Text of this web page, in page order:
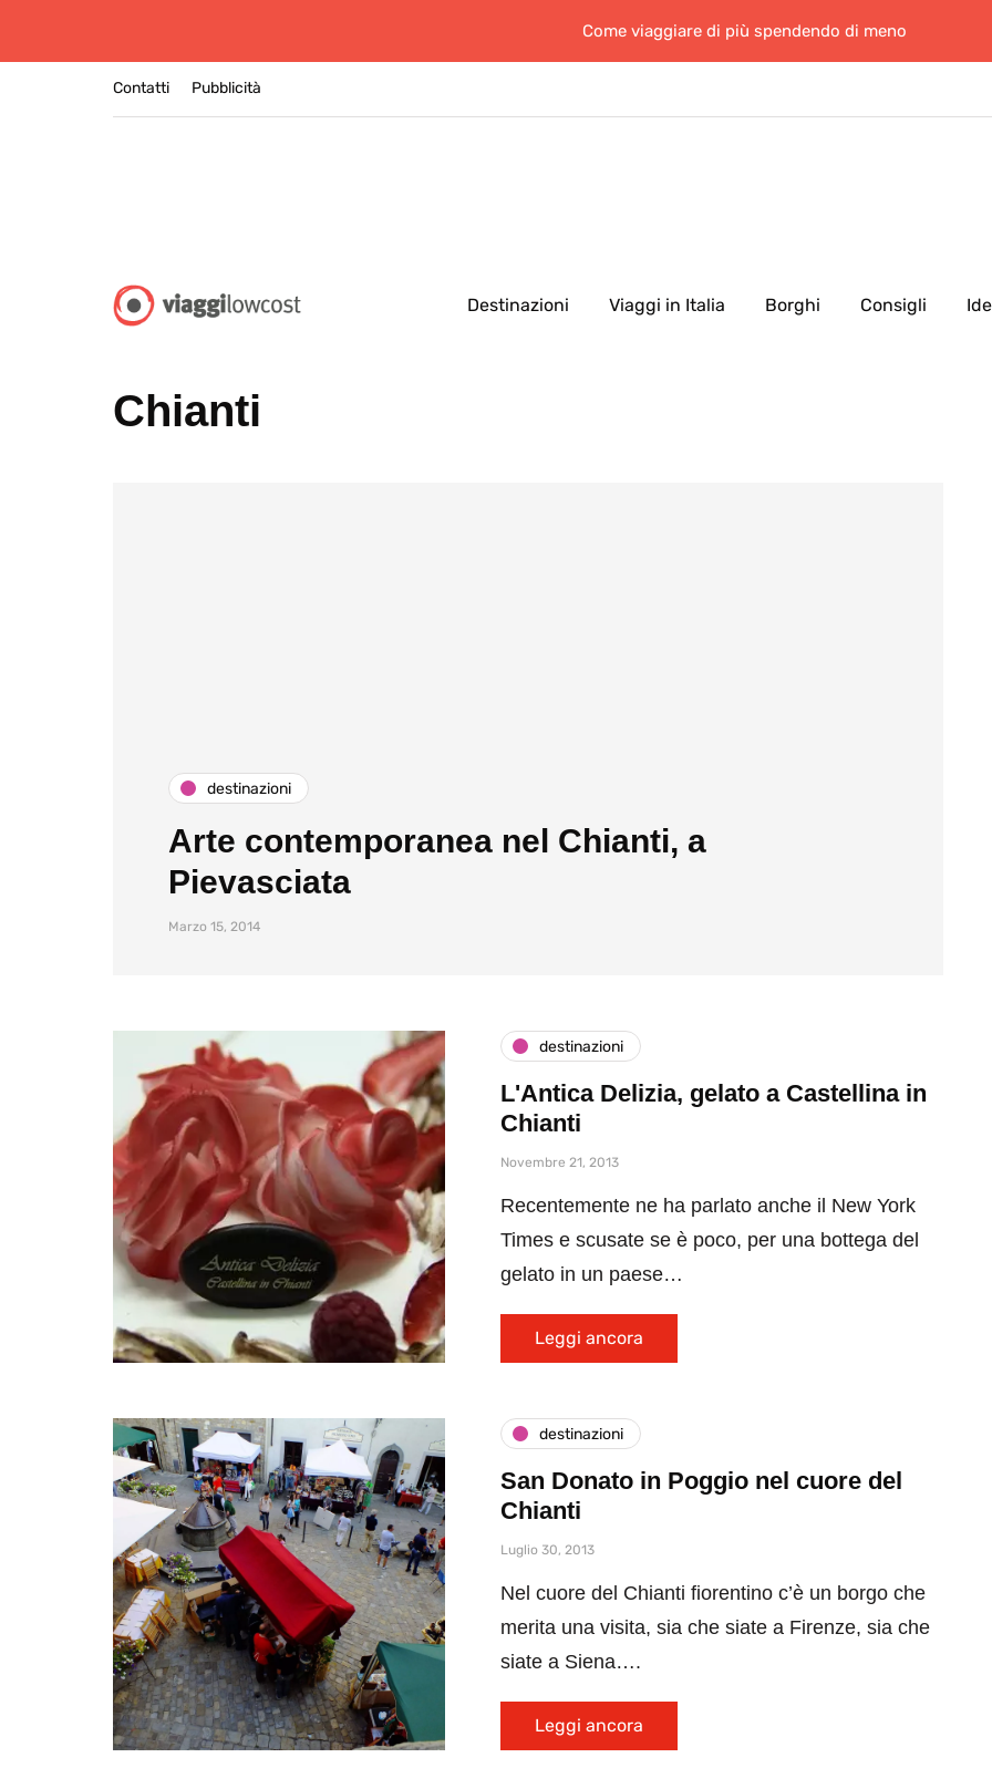
Come viaggiare di più spendendo di meno
Contatti Pubblicità
Destinazioni Viaggi in Italia Borghi Consigli
Chianti
destinazioni
Arte contemporanea nel Chianti, a
Pievasciata
Marzo 15, 2014
destinazioni
L'Antica Delizia, gelato a Castellina in
Chianti
Novembre 21, 2013
Recentemente ne ha parlato anche il New York
Times e scusate se è poco, per una bottega del
gelato in un paese…
Leggi ancora
destinazioni
San Donato in Poggio nel cuore del
Chianti
Luglio 30, 2013
Nel cuore del Chianti fiorentino c’è un borgo che
merita una visita, sia che siate a Firenze, sia che
siate a Siena….
Leggi ancora